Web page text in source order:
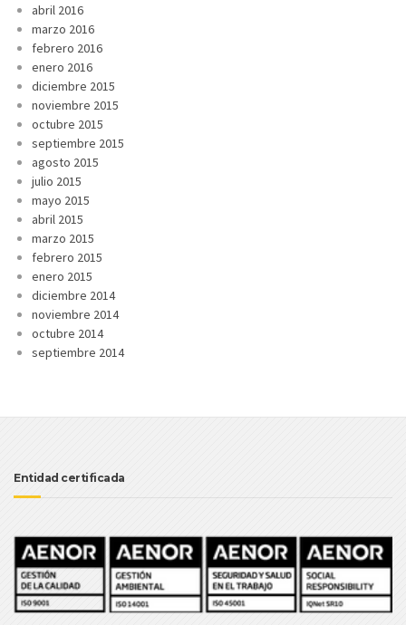
abril 2016
marzo 2016
febrero 2016
enero 2016
diciembre 2015
noviembre 2015
octubre 2015
septiembre 2015
agosto 2015
julio 2015
mayo 2015
abril 2015
marzo 2015
febrero 2015
enero 2015
diciembre 2014
noviembre 2014
octubre 2014
septiembre 2014
Entidad certificada